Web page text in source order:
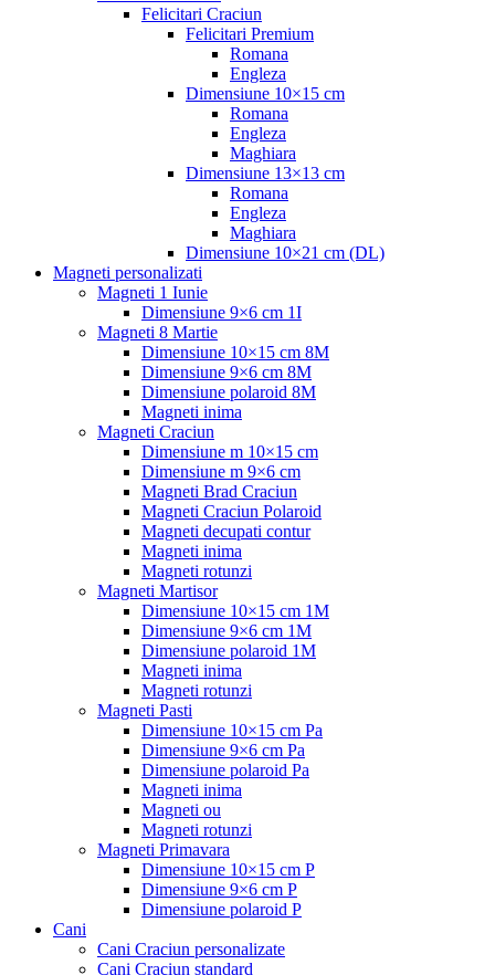
Felicitari Craciun
Felicitari Premium
Romana
Engleza
Dimensiune 10×15 cm
Romana
Engleza
Maghiara
Dimensiune 13×13 cm
Romana
Engleza
Maghiara
Dimensiune 10×21 cm (DL)
Magneti personalizati
Magneti 1 Iunie
Dimensiune 9×6 cm 1I
Magneti 8 Martie
Dimensiune 10×15 cm 8M
Dimensiune 9×6 cm 8M
Dimensiune polaroid 8M
Magneti inima
Magneti Craciun
Dimensiune m 10×15 cm
Dimensiune m 9×6 cm
Magneti Brad Craciun
Magneti Craciun Polaroid
Magneti decupati contur
Magneti inima
Magneti rotunzi
Magneti Martisor
Dimensiune 10×15 cm 1M
Dimensiune 9×6 cm 1M
Dimensiune polaroid 1M
Magneti inima
Magneti rotunzi
Magneti Pasti
Dimensiune 10×15 cm Pa
Dimensiune 9×6 cm Pa
Dimensiune polaroid Pa
Magneti inima
Magneti ou
Magneti rotunzi
Magneti Primavara
Dimensiune 10×15 cm P
Dimensiune 9×6 cm P
Dimensiune polaroid P
Cani
Cani Craciun personalizate
Cani Craciun standard